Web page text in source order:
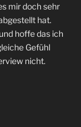
mir doch sehr
hat.
hoffe das ich
Gefühl
nicht.